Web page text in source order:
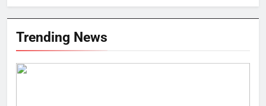
Trending News